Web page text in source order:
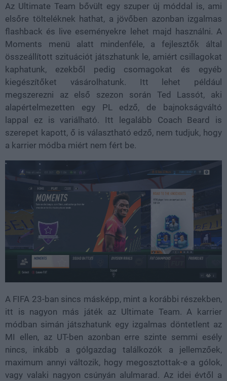
Az Ultimate Team bővült egy szuper új móddal is, ami
elsőre tölteléknek hathat, a jövőben azonban izgalmas
flashback és live eseményekre lehet majd használni. A
Moments menü alatt mindenféle, a fejlesztők által
összeállított szituációt játszhatunk le, amiért csillagokat
kaphatunk, ezekből pedig csomagokat és egyéb
kiegészítőket vásárolhatunk. Itt lehet például
megszerezni az első szezon során Ted Lassót, aki
alapértelmezetten egy PL edző, de bajnokságváltó
lappal ez is variálható. Itt legalább Coach Beard is
szerepet kapott, ő is választható edző, nem tudjuk, hogy
a karrier módba miért nem fért be.
A FIFA 23-ban sincs másképp, mint a korábbi részekben,
itt is nagyon más játék az Ultimate Team. A karrier
módban simán játszhatunk egy izgalmas döntetlent az
MI ellen, az UT-ben azonban erre szinte semmi esély
nincs, inkább a gólgazdag találkozók a jellemzőek,
maximum annyi változik, hogy megosztottak-e a gólok,
vagy valaki nagyon csúnyán alulmarad. Az idei évtől a